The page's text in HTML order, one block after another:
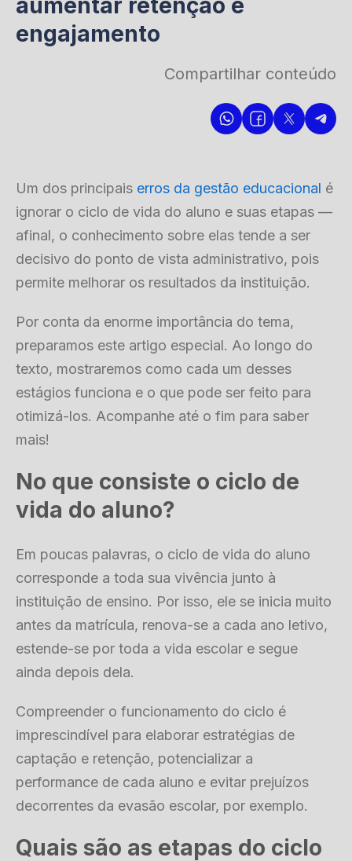
engajamento
Compartilhar conteúdo
Um dos principais erros da gestão educacional é
ignorar o ciclo de vida do aluno e suas etapas —
afinal, o conhecimento sobre elas tende a ser
decisivo do ponto de vista administrativo, pois
permite melhorar os resultados da instituição.
Por conta da enorme importância do tema,
preparamos este artigo especial. Ao longo do
texto, mostraremos como cada um desses
estágios funciona e o que pode ser feito para
otimizá-los. Acompanhe até o fim para saber
mais!
No que consiste o ciclo de
vida do aluno?
Em poucas palavras, o ciclo de vida do aluno
corresponde a toda sua vivência junto à
instituição de ensino. Por isso, ele se inicia muito
antes da matrícula, renova-se a cada ano letivo,
estende-se por toda a vida escolar e segue
ainda depois dela.
Compreender o funcionamento do ciclo é
imprescindível para elaborar estratégias de
captação e retenção, potencializar a
performance de cada aluno e evitar prejuízos
decorrentes da evasão escolar, por exemplo.
Quais são as etapas do ciclo